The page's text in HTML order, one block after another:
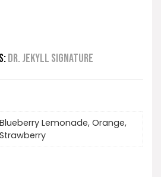
DR. JEKYLL SIGNATURE
Blueberry Lemonade, Orange,
Strawberry